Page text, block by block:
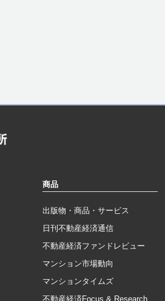
商品
出版物・商品・サービス
日刊不動産経済通信
不動産経済ファンドレビュー
マンション市場動向
マンションタイムズ
不動産経済Focus & Research